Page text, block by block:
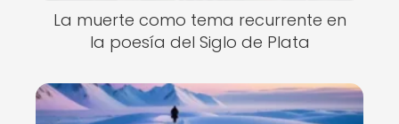
La muerte como tema recurrente en
la poesía del Siglo de Plata